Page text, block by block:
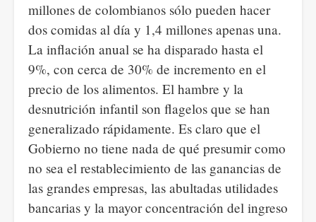
millones de colombianos sólo pueden hacer
dos comidas al día y 1,4 millones apenas una.
La inflación anual se ha disparado hasta el
9%, con cerca de 30% de incremento en el
precio de los alimentos. El hambre y la
desnutrición infantil son flagelos que se han
generalizado rápidamente. Es claro que el
Gobierno no tiene nada de qué presumir como
no sea el restablecimiento de las ganancias de
las grandes empresas, las abultadas utilidades
bancarias y la mayor concentración del ingreso